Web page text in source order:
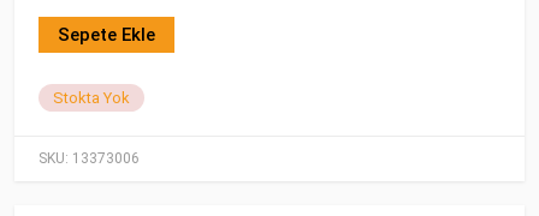
SKU: 13373006
Sepete Ekle
Stokta Yok